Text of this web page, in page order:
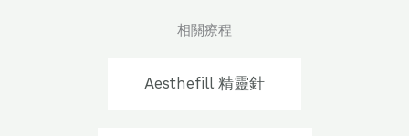
相關療程
Aesthefill 精靈針